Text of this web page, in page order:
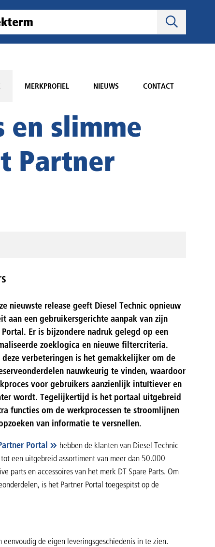
MERKPROFIEL NIEUWS CONTACT
en slimme
Partner
nieuwste release geeft Diesel Technic opnieuw
aan een gebruikersgerichte aanpak van zijn
Portal. Er is bijzondere nadruk gelegd op een
zoeklogica en nieuwe filtercriteria.
deze verbeteringen is het gemakkelijker om de
nauwkeurig te vinden, waardoor
voor gebruikers aanzienlijk intuïtiever en
wordt. Tegelijkertijd is het portaal uitgebreid
functies om de werkprocessen te stroomlijnen
van informatie te versnellen.
Portal
hebben de klanten van Diesel Technic
een uitgebreid assortiment van meer dan 50.000
parts en accessoires van het merk DT Spare Parts. Om
is het Partner Portal toegespitst op de
de eigen leveringsgeschiedenis in te zien.